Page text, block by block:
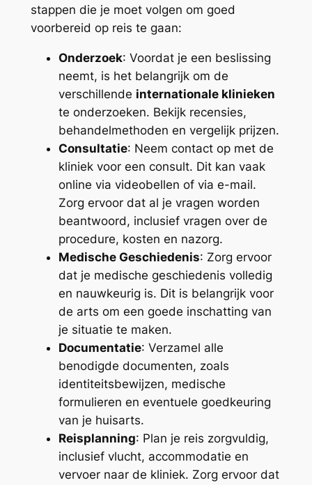
stappen die je moet volgen om goed
voorbereid op reis te gaan:
Onderzoek: Voordat je een beslissing
neemt, is het belangrijk om de
verschillende internationale klinieken
te onderzoeken. Bekijk recensies,
behandelmethoden en vergelijk prijzen.
Consultatie: Neem contact op met de
kliniek voor een consult. Dit kan vaak
online via videobellen of via e-mail.
Zorg ervoor dat al je vragen worden
beantwoord, inclusief vragen over de
procedure, kosten en nazorg.
Medische Geschiedenis: Zorg ervoor
dat je medische geschiedenis volledig
en nauwkeurig is. Dit is belangrijk voor
de arts om een goede inschatting van
je situatie te maken.
Documentatie: Verzamel alle
benodigde documenten, zoals
identiteitsbewijzen, medische
formulieren en eventuele goedkeuring
van je huisarts.
Reisplanning: Plan je reis zorgvuldig,
inclusief vlucht, accommodatie en
vervoer naar de kliniek. Zorg ervoor dat